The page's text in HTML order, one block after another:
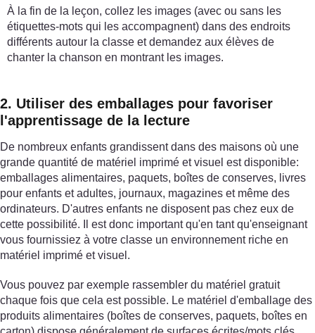
À la fin de la leçon, collez les images (avec ou sans les
étiquettes-mots qui les accompagnent) dans des endroits
différents autour la classe et demandez aux élèves de
chanter la chanson en montrant les images.
2. Utiliser des emballages pour favoriser
l'apprentissage de la lecture
De nombreux enfants grandissent dans des maisons où une
grande quantité de matériel imprimé et visuel est disponible:
emballages alimentaires, paquets, boîtes de conserves, livres
pour enfants et adultes, journaux, magazines et même des
ordinateurs. D'autres enfants ne disposent pas chez eux de
cette possibilité. Il est donc important qu'en tant qu'enseignant
vous fournissiez à votre classe un environnement riche en
matériel imprimé et visuel.
Vous pouvez par exemple rassembler du matériel gratuit
chaque fois que cela est possible. Le matériel d'emballage des
produits alimentaires (boîtes de conserves, paquets, boîtes en